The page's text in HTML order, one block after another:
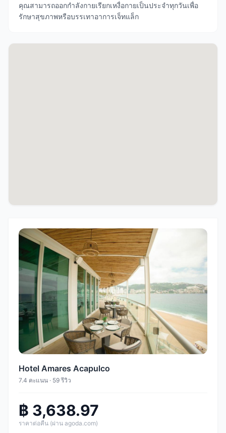
คุณสามารถออกกำลังกายเรียกเหงื่อกายเป็นประจำทุกวันเพื่อ
รักษาสุขภาพหรือบรรเทาอาการเจ็ทแล็ก
Hotel Amares Acapulco
7.4 คะแนน · 59 รีวิว
฿ 3,638.97
ราคาต่อคืน (ผ่าน agoda.com)